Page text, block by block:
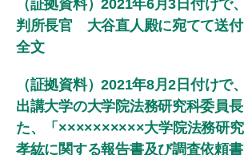
（証拠資料）2021年6月3日付けで
判所長官 大谷直人殿に宛てて送付
全文
（証拠資料）2021年8月2日付けで
出講大学の大学院法務研究科委員
た、「××××××××××大学院法務研
孝紘に関する報告書及び調査依頼